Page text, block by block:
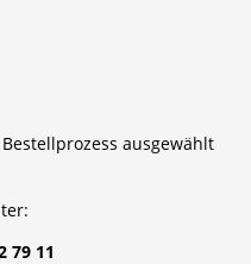
ausgewählt
79 11